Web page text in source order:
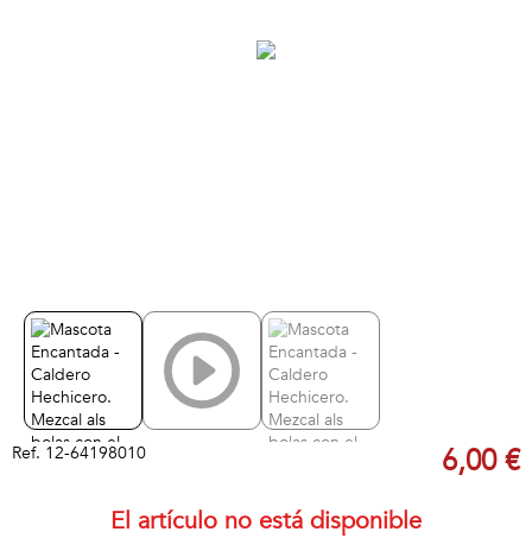
Ref. 12-64198010 6,00 €
El artículo no está disponible